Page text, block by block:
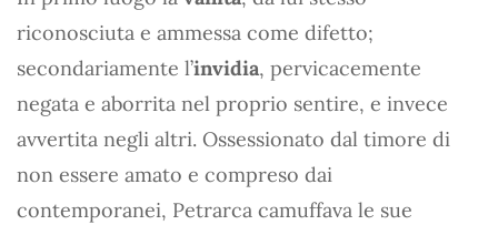
riconosciuta e ammessa come difetto;
secondariamente l’invidia, pervicacemente
negata e aborrita nel proprio sentire, e invece
avvertita negli altri. Ossessionato dal timore di
non essere amato e compreso dai
contemporanei, Petrarca camuffava le sue